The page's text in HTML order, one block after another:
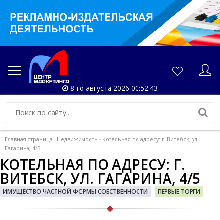
8-го августа 2026 00:52:43
Главная страница › Недвижимость › Котельная по адресу: г. Витебск, ул.
Гагарина, 4/5
КОТЕЛЬНАЯ ПО АДРЕСУ: Г.
ВИТЕБСК, УЛ. ГАГАРИНА, 4/5
ИМУЩЕСТВО ЧАСТНОЙ ФОРМЫ СОБСТВЕННОСТИ ПЕРВЫЕ ТОРГИ